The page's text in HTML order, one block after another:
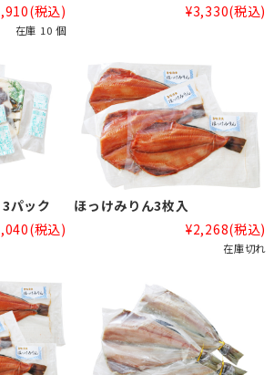
(税込)
在庫 10 個
¥3,330(税込)
パック
(税込)
ほっけみりん3枚入
¥2,268(税込)
在庫切れ